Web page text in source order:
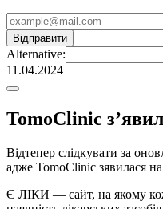
Alternative:
11.04.2024
TomoClinic
Відтепер слідкувати за
адже TomoClinic зявилася на
Є ЛІКИ — сайт, на якому